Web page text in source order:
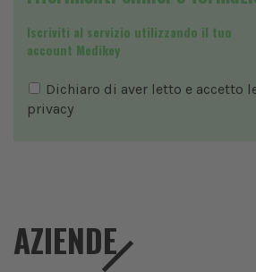
Iscriviti al servizio utilizzando il tuo
account Medikey
Dichiaro di aver letto e accetto
privacy
AZIENDE